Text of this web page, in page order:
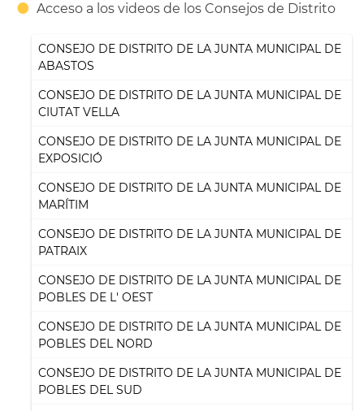
Acceso a los videos de los Consejos de Distrito
CONSEJO DE DISTRITO DE LA JUNTA MUNICIPAL DE
ABASTOS
CONSEJO DE DISTRITO DE LA JUNTA MUNICIPAL DE
CIUTAT VELLA
CONSEJO DE DISTRITO DE LA JUNTA MUNICIPAL DE
EXPOSICIÓ
CONSEJO DE DISTRITO DE LA JUNTA MUNICIPAL DE
MARÍTIM
CONSEJO DE DISTRITO DE LA JUNTA MUNICIPAL DE
PATRAIX
CONSEJO DE DISTRITO DE LA JUNTA MUNICIPAL DE
POBLES DE L' OEST
CONSEJO DE DISTRITO DE LA JUNTA MUNICIPAL DE
POBLES DEL NORD
CONSEJO DE DISTRITO DE LA JUNTA MUNICIPAL DE
POBLES DEL SUD